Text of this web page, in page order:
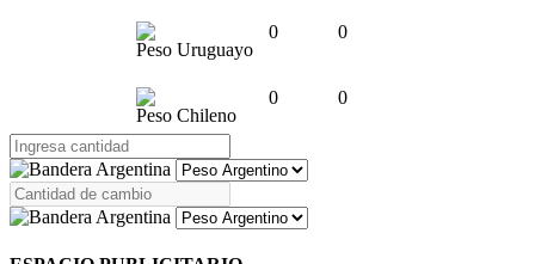
Peso Uruguayo
0 0
Peso Chileno
0 0